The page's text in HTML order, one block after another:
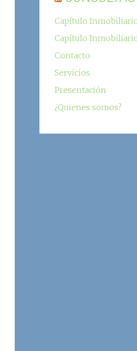
Capítulo
Capítulo
Contacto
Servicios
Presentación
¿Quienes somos?